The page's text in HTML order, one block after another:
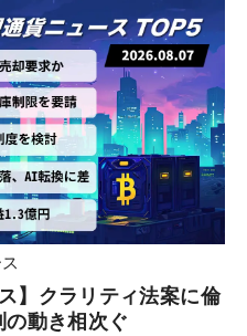
】クラリティ法案に倫
動き相次ぐ